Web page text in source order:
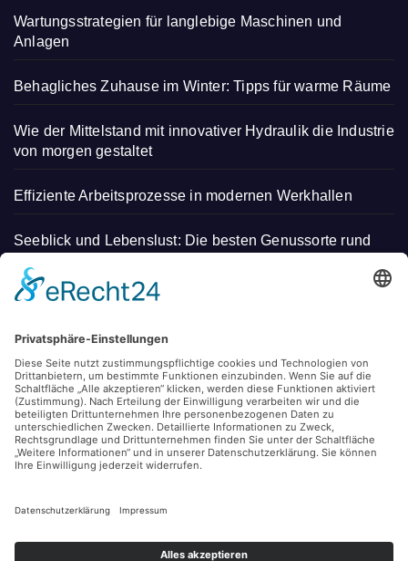
Wartungsstrategien für langlebige Maschinen und
Anlagen
Behagliches Zuhause im Winter: Tipps für warme Räume
Wie der Mittelstand mit innovativer Hydraulik die Industrie
von morgen gestaltet
Effiziente Arbeitsprozesse in modernen Werkhallen
Seeblick und Lebenslust: Die besten Genussorte rund
Tipps für mehr Balance im täglichen Leben
So bleibt die Elektrik im Haushalt zuverlässig